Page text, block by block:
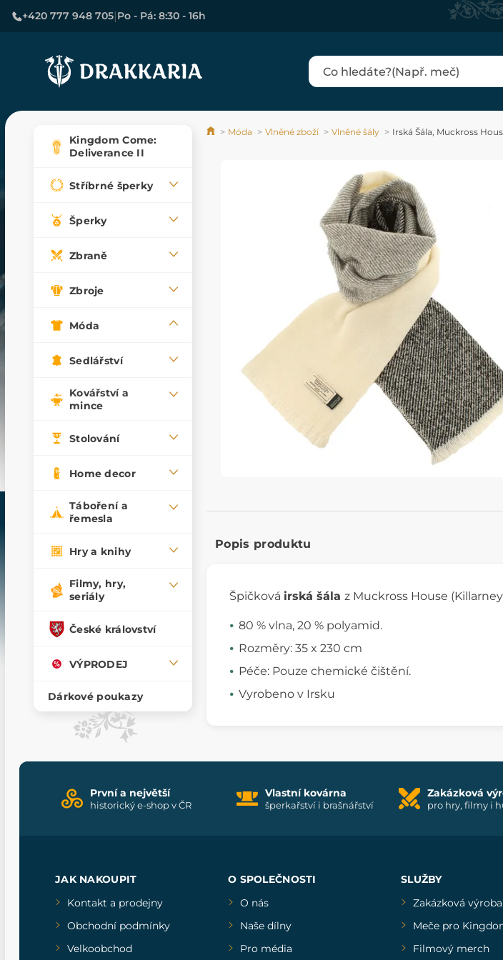
+420 777 948 705|Po - Pá: 8:30 - 16h
Kingdom Come:
Deliverance II
Stříbrné šperky
Šperky
Zbraně
Zbroje
Móda
Sedlářství
Kovářství a
mince
Stolování
Home decor
Táboření a
řemesla
Hry a knihy
Filmy, hry,
seriály
České království
VÝPRODEJ
Dárkové poukazy
Móda Vlněné zboží Vlněné šály Irská Šála, Muckross
Popis produktu
Špičková irská šála z Muckross House
80 % vlna, 20 % polyamid.
Rozměry: 35 x 230 cm
Péče: Pouze chemické čištění.
Vyrobeno v Irsku
První a největší
historický e-shop v ČR
Vlastní kovárna
šperkařství i brašnářství
Zakázková
pro hry, filmy i
JAK NAKOUPIT
Kontakt a prodejny
Obchodní podmínky
Velkoobchod
O SPOLEČNOSTI
O nás
Naše dílny
Pro média
SLUŽBY
Zakázková výroba
Meče pro
Filmový merch